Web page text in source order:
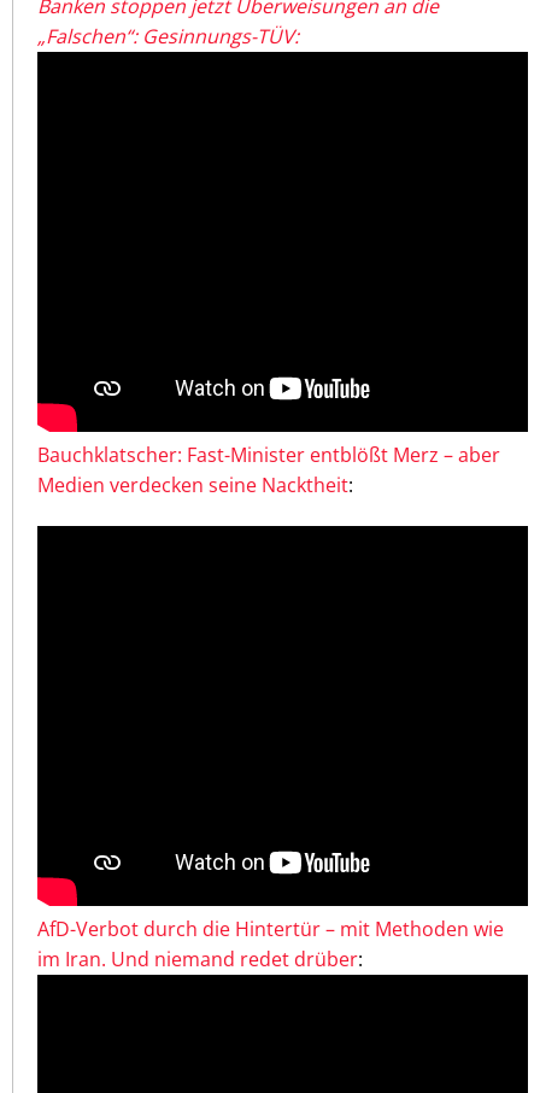
Banken stoppen jetzt Überweisungen an die
„Falschen“: Gesinnungs-TÜV:
Bauchklatscher: Fast-Minister entblößt Merz – aber
Medien verdecken seine Nacktheit:
AfD-Verbot durch die Hintertür – mit Methoden wie
im Iran. Und niemand redet drüber: